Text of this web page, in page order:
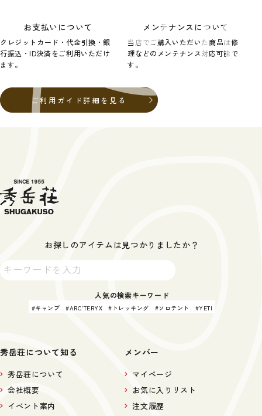
お支払いについて
クレジットカード・代金引換・銀
行振込・ID決済をご利用いただけ
ます。
メンテナンスについて
当店でご購入いただいた商品は修
理などのメンテナンス対応可能で
す。
ご利用ガイド詳細を見る
お探しのアイテムは見つかりましたか？
人気の検索キーワード
キャンプ ARC'TERYX トレッキング ソロテント YETI
秀岳荘について知る
秀岳荘について
会社概要
イベント案内
メンバー
マイページ
お気に入りリスト
注文履歴